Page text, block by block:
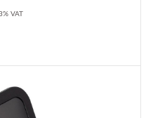
VAT